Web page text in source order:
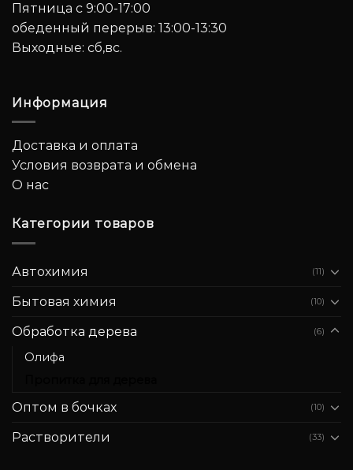
Пятница с 9:00-17:00
обеденный перерыв: 13:00-13:30
Выходные: сб,вс.
Информация
Доставка и оплата
Условия возврата и обмена
О нас
Категории товаров
Автохимия (11)
Бытовая химия (10)
Обработка дерева (6)
Олифа
Оптом в бочках (10)
Растворители (33)